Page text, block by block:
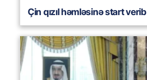
Çin qızıl həmləsinə start verib